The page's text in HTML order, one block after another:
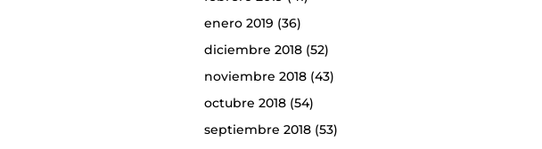
enero 2019 (36)
diciembre 2018(52)
noviembre 2018(43)
octubre 2018(54)
septiembre 2018(53)